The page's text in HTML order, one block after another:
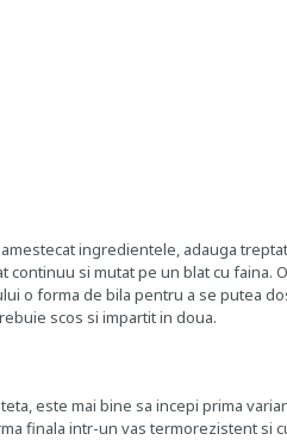
ingredientele, adauga
si mutat pe un blat cu faina.
o forma de bila pentru a se putea
scos si impartit in doua.
este mai bine sa incepi prima
finala intr-un vas termorezistent si